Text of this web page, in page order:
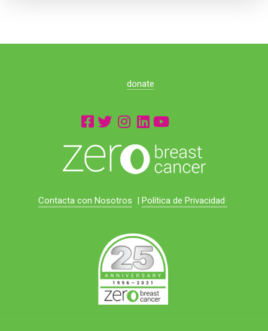
donate
Contacta con Nosotros | Política de Privacidad